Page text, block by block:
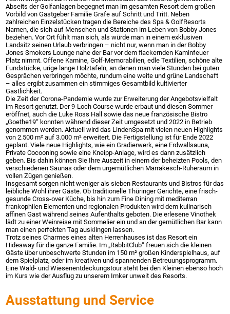
Ausstattung und Service
Abseits der Golfanlagen begegnet man im gesamten Resort dem großen
Vorbild von Gastgeber Familie Grafe auf Schritt und Tritt. Neben
zahlreichen Einzelstücken tragen die Bereiche des Spa & GolfResorts
Namen, die sich auf Menschen und Stationen im Leben von Bobby Jones
beziehen. Vor Ort fühlt man sich, als würde man in einem exklusiven
Landsitz seinen Urlaub verbringen – nicht nur, wenn man in der Bobby
Jones Smokers Lounge nahe der Bar vor dem flackernden Kaminfeuer
Platz nimmt. Offene Kamine, Golf-Memorabilien, edle Textilien, schöne alte
Fundstücke, urige lange Holztafeln, an denen man viele Stunden bei guten
Gesprächen verbringen möchte, rundum eine weite und grüne Landschaft
– alles ergibt zusammen ein stimmiges Gesamtbild kultivierter
Gastlichkeit.
Die Zeit der Corona-Pandemie wurde zur Erweiterung der Angebotsvielfalt
im Resort genutzt. Der 9-Loch Course wurde erbaut und diesen Sommer
eröffnet, auch die Luke Ross Hall sowie das neue französische Bistro
„Goethe19“ konnten während dieser Zeit umgesetzt und 2022 in Betrieb
genommen werden. Aktuell wird das LindenSpa mit vielen neuen Highlights
von 2.500 m² auf 3.000 m² erweitert. Die Fertigstellung ist für Ende 2022
geplant. Viele neue Highlights, wie ein Gradierwerk, eine Erdwallsauna,
Private Cocooning sowie eine Kneipp-Anlage, wird es dann zusätzlich
geben. Bis dahin können Sie Ihre Auszeit in einem der beheizten Pools, den
verschiedenen Saunas oder dem urgemütlichen Marrakesch-Ruheraum in
vollen Zügen genießen.
Insgesamt sorgen nicht weniger als sieben Restaurants und Bistros für das
leibliche Wohl ihrer Gäste. Ob traditionelle Thüringer Gerichte, eine frisch-
gesunde Cross-over Küche, bis hin zum Fine Dining mit mediterran
frankophilen Elementen und regionalen Produkten wird dem kulinarisch
affinen Gast während seines Aufenthalts geboten. Die erlesene Vinothek
lädt zu einer Weinreise mit Sommelier ein und an der gemütlichen Bar kann
man einen perfekten Tag ausklingen lassen.
Trotz seines Charmes eines alten Herrenhauses ist das Resort ein
Hideaway für die ganze Familie. Im „RabbitClub“ freuen sich die kleinen
Gäste über unbeschwerte Stunden im 150 m² großen Kinderspielhaus, auf
dem Spielplatz, oder im kreativen und spannenden Betreuungsprogramm.
Eine Wald- und Wiesenentdeckungstour steht bei den Kleinen ebenso hoch
im Kurs wie der Ausflug zu unserem Imker unweit des Resorts.